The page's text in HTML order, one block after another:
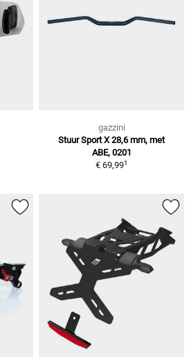
gazzini
Stuur Sport X 28,6 mm, met
ABE, 0201
€ 69,991